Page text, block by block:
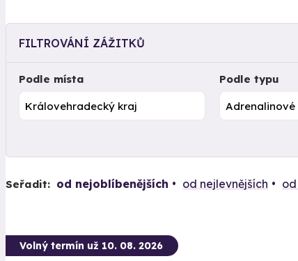
FILTROVÁNÍ ZÁŽITKŮ
Podle místa Podle typu
Seřadit: od nejoblíbenějších od nejlevnějších
Volný termín už 10. 08. 2026